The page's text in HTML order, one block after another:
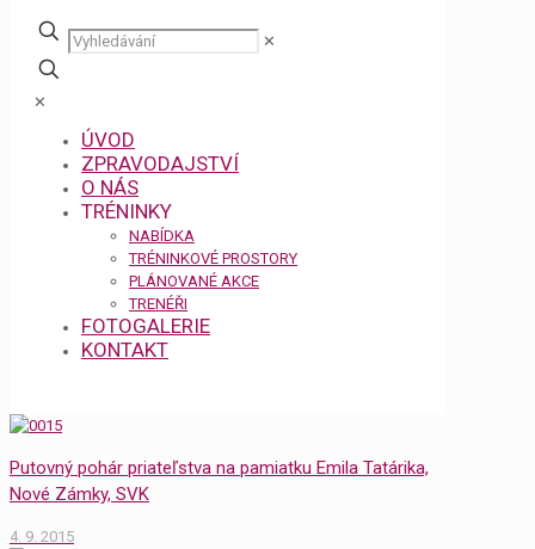
✕
✕
ÚVOD
ZPRAVODAJSTVÍ
O NÁS
TRÉNINKY
NABÍDKA
TRÉNINKOVÉ PROSTORY
PLÁNOVANÉ AKCE
TRENÉŘI
FOTOGALERIE
KONTAKT
Putovný pohár priateľstva na pamiatku Emila Tatárika,
Nové Zámky, SVK
4. 9. 2015